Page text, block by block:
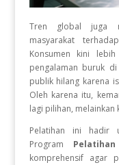
Tren global juga
masyarakat
Konsumen kini
pengalaman buruk
publik hilang karena
Oleh karena itu,
lagi pilihan, melainkan
Pelatihan ini hadir
Program
komprehensif agar